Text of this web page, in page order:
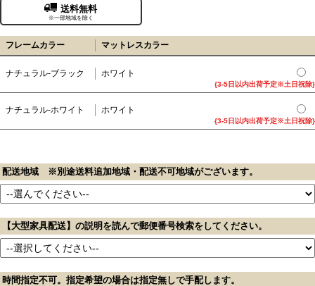
送料無料
※一部地域を除く
フレームカラー マットレスカラー
ナチュラル-ブラック ホワイト
{3-5日以内出荷予定※土日祝除}
ナチュラル-ホワイト ホワイト
{3-5日以内出荷予定※土日祝除}
配送地域 ※別途送料追加地域・配送不可地域がございます。
【大型家具配送】の説明を読んで郵便番号検索をしてください。
時間指定不可。指定希望の場合は指定無しで手配します。